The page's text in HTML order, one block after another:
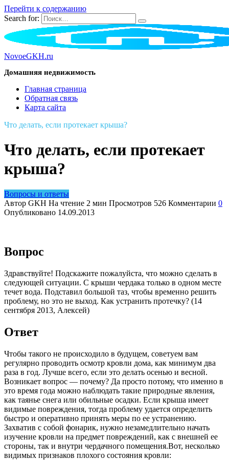
Перейти к содержанию
Search for:
NovoeGKH.ru
Домашняя недвижимость
Главная страница
Обратная связь
Карта сайта
Что делать, если протекает крыша?
Что делать, если протекает
крыша?
Вопросы и ответы
Автор GKH На чтение 2 мин Просмотров 526 Комментарии 0
Опубликовано 14.09.2013
Вопрос
Здравствуйте! Подскажите пожалуйста, что можно сделать в
следующей ситуации. С крыши чердака только в одном месте
течет вода. Подставил большой таз, чтобы временно решить
проблему, но это не выход. Как устранить протечку? (14
сентября 2013, Алексей)
Ответ
Чтобы такого не происходило в будущем, советуем вам
регулярно проводить осмотр кровли дома, как минимум два
раза в год. Лучше всего, если это делать осенью и весной.
Возникает вопрос — почему? Да просто потому, что именно в
это время года можно наблюдать такие природные явления,
как таянье снега или обильные осадки. Если крыша имеет
видимые повреждения, тогда проблему удается определить
быстро и оперативно принять меры по ее устранению.
Захватив с собой фонарик, нужно незамедлительно начать
изучение кровли на предмет повреждений, как с внешней ее
стороны, так и внутри чердачного помещения.Вот, несколько
видимых признаков плохого состояния кровли: